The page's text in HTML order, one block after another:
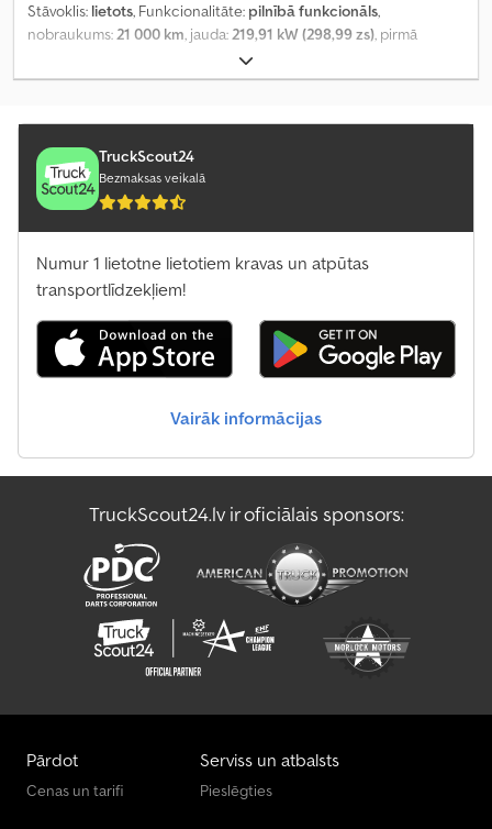
Stāvoklis: lietots, Funkcionalitāte: pilnībā funkcionāls,
nobraukums:21 000 km, jauda:219,91 kW (298,99 zs), pirmā
, degvielas veids:
gads:2024, darbības stundas:710 h,
TruckScout24
Bezmaksas veikalā
Numur 1 lietotne lietotiem kravas un atpūtas
transportlīdzekļiem!
Vairāk informācijas
TruckScout24.lv ir oficiālais sponsors:
Pārdot
Cenas un tarifi
Serviss un atbalsts
Pieslēgties